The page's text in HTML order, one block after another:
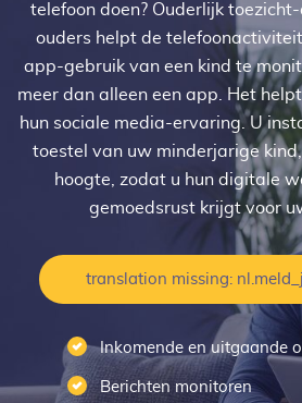
Gratis
telefoon doen? Ouderlijk
ouders helpt de
app-gebruik van een kind te
meer dan alleen een app. Het
hun sociale media-ervaring. U
toestel van uw minderjarige
hoogte, zodat u hun digitale
gemoedsrust krijgt voor
translation missing:
Inkomende en uitgaande
Berichten monitoren